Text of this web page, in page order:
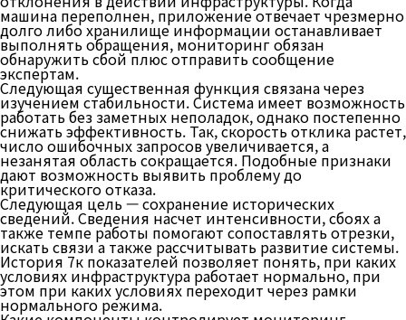
машина переполнен, приложение отвечает чрезмерно
долго либо хранилище информации останавливает
выполнять обращения, мониторинг обязан
обнаружить сбой плюс отправить сообщение
экспертам.
Следующая существенная функция связана через
изучением стабильности. Система имеет возможность
работать без заметных неполадок, однако постепенно
снижать эффективность. Так, скорость отклика растет,
число ошибочных запросов увеличивается, а
незанятая область сокращается. Подобные признаки
дают возможность выявить проблему до
критического отказа.
Следующая цель — сохранение исторических
сведений. Сведения насчет интенсивности, сбоях а
также темпе работы помогают сопоставлять отрезки,
искать связи а также рассчитывать развитие системы.
История 7к показателей позволяет понять, при каких
условиях инфраструктура работает нормально, при
этом при каких условиях переходит через рамки
нормального режима.